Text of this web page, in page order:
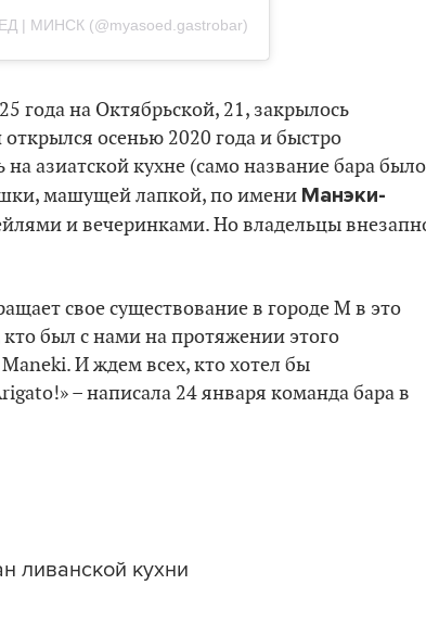
| МИНСК (@myasoed.gastrobar)
года на Октябрьской, 21, закрылось
открылся осенью 2020 года и быстро
азиатской кухне (само название бара было
машущей лапкой, по имени Манэки-
и вечеринками. Но владельцы
свое существование в городе М в это
был с нами на протяжении этого
И ждем всех, кто хотел бы
– написала 24 января команда бара в
ливанской кухни